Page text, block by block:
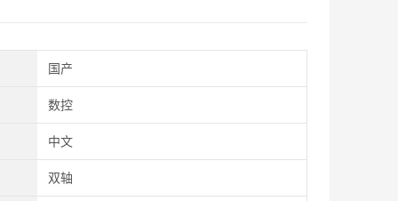
国产
数控
中文
双轴